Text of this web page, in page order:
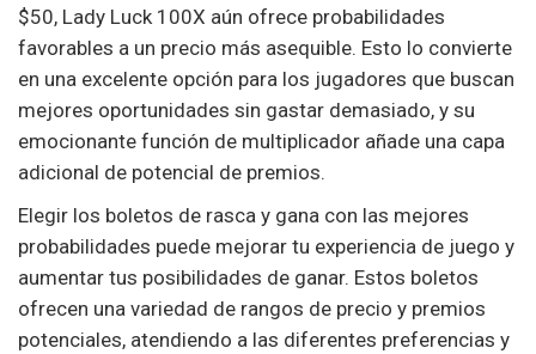
$50, Lady Luck 100X aún ofrece probabilidades
favorables a un precio más asequible. Esto lo convierte
en una excelente opción para los jugadores que buscan
mejores oportunidades sin gastar demasiado, y su
emocionante función de multiplicador añade una capa
adicional de potencial de premios.
Elegir los boletos de rasca y gana con las mejores
probabilidades puede mejorar tu experiencia de juego y
aumentar tus posibilidades de ganar. Estos boletos
ofrecen una variedad de rangos de precio y premios
potenciales, atendiendo a las diferentes preferencias y